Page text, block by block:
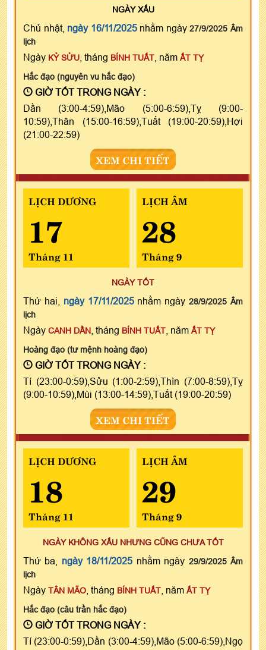
NGÀYXẤU
Chủ nhật, ngày 16/11/2025nhằm ngày27/9/2025 Âm
lịch
Ngày KỶ SỬU , tháng BÍNH TUẤT , năm ẤT TỴ
Hắc đạo (nguyên vu hắc đạo)
GIỜ TỐT TRONG NGÀY :
Dần (3:00-4:59),Mão (5:00-6:59),Tỵ (9:00-
10:59),Thân (15:00-16:59),Tuất (19:00-20:59),Hợi
(21:00-22:59)
XEM CHI TIẾT
LỊCH DƯƠNG
17
Tháng 11
LỊCH ÂM
28
Tháng 9
NGÀY TỐT
Thứ hai, ngày 17/11/2025nhằm ngày28/9/2025 Âm
lịch
Ngày CANH DẦN , tháng BÍNH TUẤT , năm ẤT TỴ
Hoàng đạo (tư mệnh hoàng đạo)
GIỜ TỐT TRONG NGÀY :
Tí (23:00-0:59),Sửu (1:00-2:59),Thìn (7:00-8:59),Tỵ
(9:00-10:59),Mùi (13:00-14:59),Tuất (19:00-20:59)
XEM CHI TIẾT
LỊCH DƯƠNG
18
Tháng 11
LỊCH ÂM
29
Tháng 9
NGÀY KHÔNG XẤU NHƯNG CŨNG CHƯA TỐT
Thứ ba, ngày 18/11/2025 nhằm ngày 29/9/2025 Âm
lịch
Ngày TÂN MÃO , tháng BÍNH TUẤT , năm ẤT TỴ
Hắc đạo (câu trần hắc đạo)
GIỜ TỐT TRONG NGÀY :
Tí (23:00-0:59),Dần (3:00-4:59),Mão (5:00-6:59),Ngọ